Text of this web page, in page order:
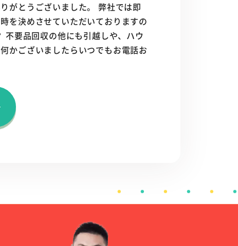
がとうございました。 弊社では即
を決めさせていただいておりますの
要品回収の他にも引越しや、ハウ
かございましたらいつでもお電話お